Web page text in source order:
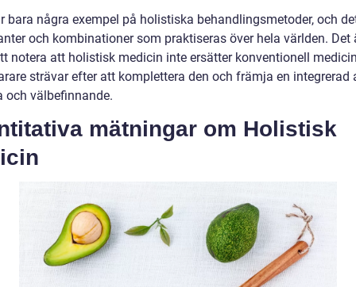
bara några exempel på holistiska behandlingsmetoder, och
och kombinationer som praktiseras över hela världen. Det
notera att holistisk medicin inte ersätter konventionell
strävar efter att komplettera den och främja en integrerad
och välbefinnande.
mätningar om Holistisk